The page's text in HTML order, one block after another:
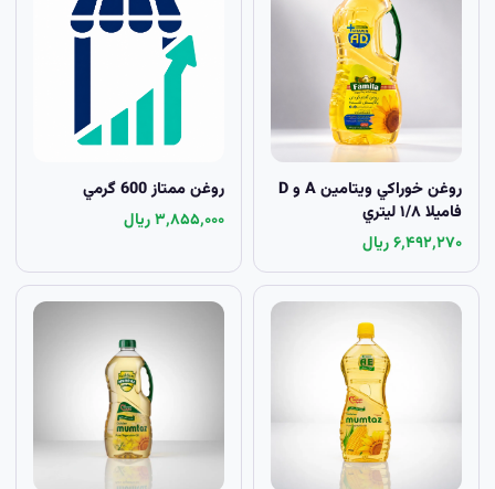
روغن خوراکي ويتامين A و D
فاميلا ۱/۸ ليتري
۶٬۴۹۲٬۲۷۰ ریال
روغن ممتاز 600 گرمي
۳٬۸۵۵٬۰۰۰ ریال